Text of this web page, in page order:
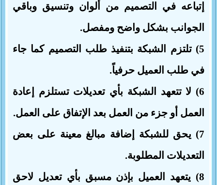
إتباعه في التصميم من ألوان وتنسيق وباقي
الجوانب بشكل واضح ومفصل.
5) تلتزم الشبكة بتنفيذ طلب التصميم كما جاء
في طلب العميل حرفياً.
6) لا تتعهد الشبكة بأي تعديلات تستلزم إعادة
العمل أو جزء من العمل بعد الإتفاق على العمل.
7) يحق للشبكة إضافة مبالغ معينة على بعض
التعديلات المطلوبة.
8) يتعهد العميل بإذن مسبق بأي تعديل لاحق